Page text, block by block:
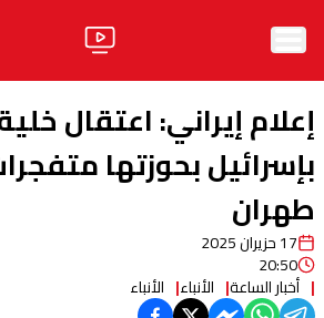
الأخبار
آراء
فيديو
مواقف
إعلام إيراني: اعتقال
بإسرائيل بحوزتها
طهران
17 حزيران 2025
20:50
أخبار الساعة الأنباء الأنباء